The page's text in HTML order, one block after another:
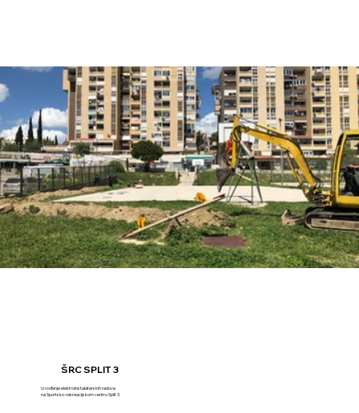
ŠRC SPLIT 3
Izvođenje elektroinstalaterskih radova
na Športsko-rekreacijskom centru Split 3.